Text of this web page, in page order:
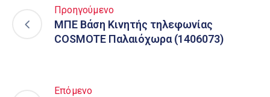
Προηγούμενο
ΜΠΕ Βάση Κινητής τηλεφωνίας
COSMOTE Παλαιόχωρα (1406073)
Επόμενο